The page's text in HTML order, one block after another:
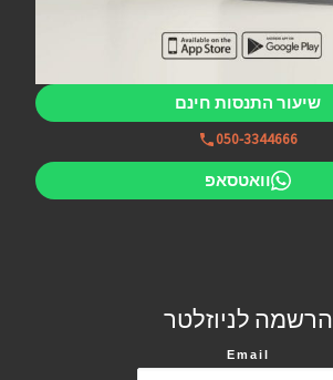
שיעור התנסות חינם
050-3344666
וואטסאפ
הרשמה לניוזלטר
Email